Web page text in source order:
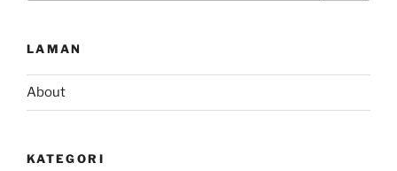
LAMAN
About
KATEGORI